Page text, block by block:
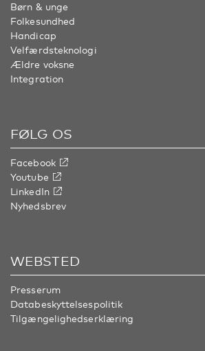
Børn & unge
Folkesundhed
Handicap
Velfærdsteknologi
Ældre voksne
Integration
FØLG OS
Facebook
Youtube
LinkedIn
Nyhedsbrev
WEBSTED
Presserum
Databeskyttelsespolitik
Tilgængelighedserklæring